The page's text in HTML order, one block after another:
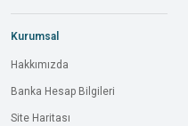
Kurumsal
Hakkımızda
Banka Hesap Bilgileri
Site Haritası